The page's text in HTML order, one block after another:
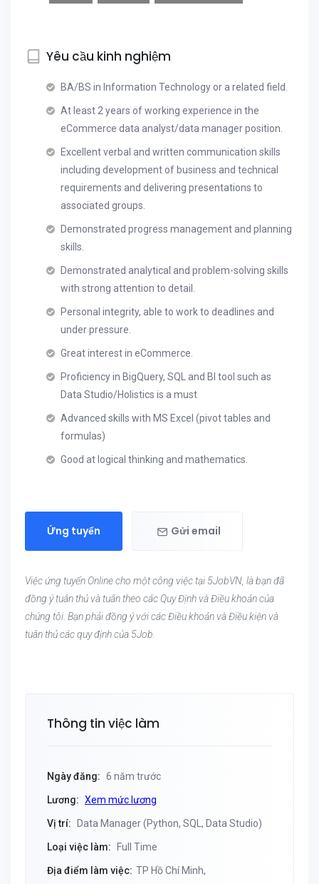
Yêu cầu kinh nghiệm
BA/BS in Information Technology or a related field.
At least 2 years of working experience in the
eCommerce data analyst/data manager position.
Excellent verbal and written communication skills
including development of business and technical
requirements and delivering presentations to
associated groups.
Demonstrated progress management and planning
skills.
Demonstrated analytical and problem-solving skills
with strong attention to detail.
Personal integrity, able to work to deadlines and
under pressure.
Great interest in eCommerce.
Proficiency in BigQuery, SQL and BI tool such as
Data Studio/Holistics is a must
Advanced skills with MS Excel (pivot tables and
formulas)
Good at logical thinking and mathematics.
Ứng tuyển Gửi email
Việc ứng tuyển Online cho một công việc tại 5JobVN, là bạn đã
đồng ý tuân thủ và tuân theo các Quy Định và Điều khoản của
chúng tôi. Bạn phải đồng ý với các Điều khoản và Điều kiện và
tuân thủ các quy định của 5Job.
Thông tin việc làm
Ngày đăng: 6 năm trước
Lương: Xem mức lương
Vị trí: Data Manager (Python, SQL, Data Studio)
Loại việc làm: Full Time
Địa điểm làm việc: TP Hồ Chí Minh,